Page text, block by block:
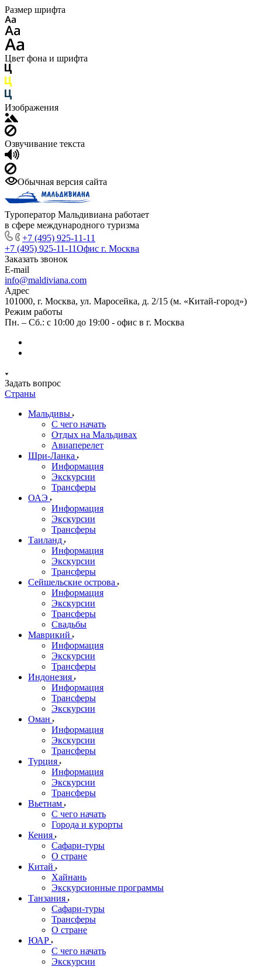
Размер шрифта
Цвет фона и шрифта
Изображения
Озвучивание текста
Обычная версия сайта
Туроператор Мальдивиана работает
в сфере международного туризма
+7 (495) 925-11-11
+7 (495) 925-11-11Офис г. Москва
Заказать звонок
E-mail
info@maldiviana.com
Адрес
101000, г. Москва, ул. Маросейка, д. 2/15 (м. «Китай-город»)
Режим работы
Пн. – Сб.: с 10:00 до 19:00 - офис в г. Москва
Задать вопрос
Страны
Мальдивы
С чего начать
Отдых на Мальдивах
Авиаперелет
Шри-Ланка
Информация
Экскурсии
Трансферы
ОАЭ
Информация
Экскурсии
Трансферы
Таиланд
Информация
Экскурсии
Трансферы
Сейшельские острова
Информация
Экскурсии
Трансферы
Свадьбы
Маврикий
Информация
Экскурсии
Трансферы
Индонезия
Информация
Трансферы
Экскурсии
Оман
Информация
Экскурсии
Трансферы
Турция
Информация
Экскурсии
Трансферы
Вьетнам
С чего начать
Города и курорты
Кения
Сафари-туры
О стране
Китай
Хайнань
Экскурсионные программы
Танзания
Сафари-туры
Трансферы
О стране
ЮАР
С чего начать
Экскурсии